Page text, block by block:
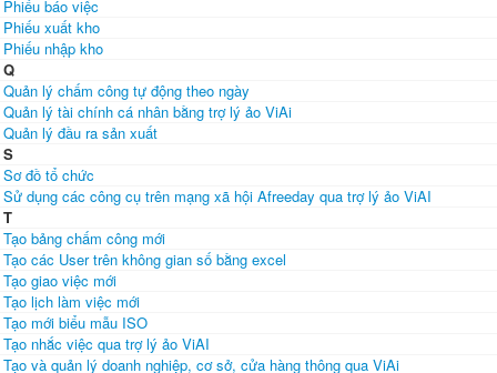
Phiếu báo việc
Phiếu xuất kho
Phiếu nhập kho
Q
Quản lý chấm công tự động theo ngày
Quản lý tài chính cá nhân bằng trợ lý ảo ViAi
Quản lý đầu ra sản xuất
S
Sơ đồ tổ chức
Sử dụng các công cụ trên mạng xã hội Afreeday qua trợ lý ảo ViAI
T
Tạo bảng chấm công mới
Tạo các User trên không gian số bằng excel
Tạo giao việc mới
Tạo lịch làm việc mới
Tạo mới biểu mẫu ISO
Tạo nhắc việc qua trợ lý ảo ViAI
Tạo và quản lý doanh nghiệp, cơ sở, cửa hàng thông qua ViAi